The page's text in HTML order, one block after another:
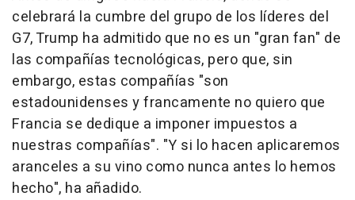
celebrará la cumbre del grupo de los líderes del
G7, Trump ha admitido que no es un "gran fan" de
las compañías tecnológicas, pero que, sin
embargo, estas compañías "son
estadounidenses y francamente no quiero que
Francia se dedique a imponer impuestos a
nuestras compañías". "Y si lo hacen aplicaremos
aranceles a su vino como nunca antes lo hemos
hecho", ha añadido.